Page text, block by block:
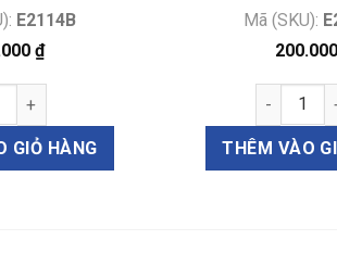
(Mã E91018050) số lượng
E2114B
₫
khí tai 1.14, kiểu Shepard(Mã E2114B) số
GIỎ HÀNG
Mã (SKU):
200.000
Ống
THÊM VÀO